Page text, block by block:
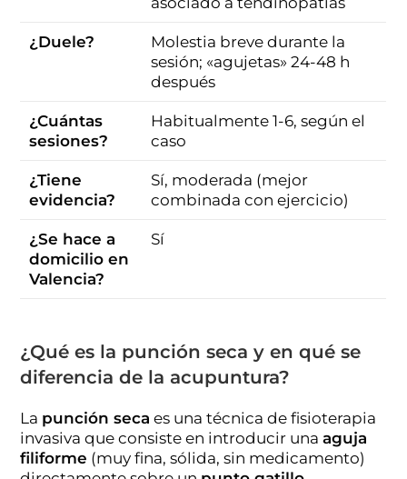
¿Duele?
Molestia breve durante la
sesión; «agujetas» 24-48 h
después
¿Cuántas
sesiones?
Habitualmente 1-6, según el
caso
¿Tiene
evidencia?
Sí, moderada (mejor
combinada con ejercicio)
¿Se hace a
domicilio en
Valencia?
Sí
¿Qué es la punción seca y en qué se
diferencia de la acupuntura?
La punción seca es una técnica de fisioterapia
invasiva que consiste en introducir unaaguja
filiforme (muy fina, sólida, sin medicamento)